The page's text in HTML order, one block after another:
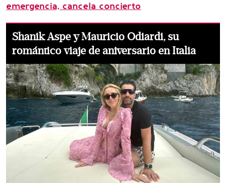
emergencia, cancela concierto
Shanik Aspe y Mauricio Odiardi, su
romántico viaje de aniversario en Italia